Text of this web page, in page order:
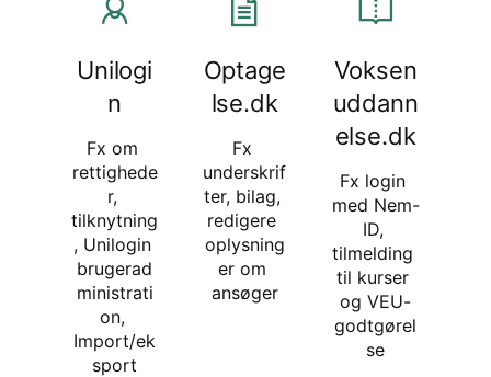
Unilogi
n
Fx om
rettighede
r,
tilknytning
, Unilogin
brugerad
ministrati
on,
Import/ek
sport
Optage
lse.dk
Fx
underskrif
ter, bilag,
redigere
oplysning
er om
ansøger
Voksen
uddann
else.dk
Fx login
med Nem-
ID,
tilmelding
til kurser
og VEU-
godtgørel
se